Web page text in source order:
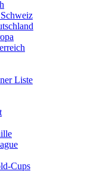
Liste
Cups